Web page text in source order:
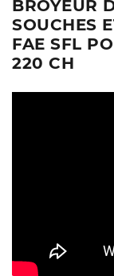
BROYEUR
SOUCHES
FAE SFL
220 CH